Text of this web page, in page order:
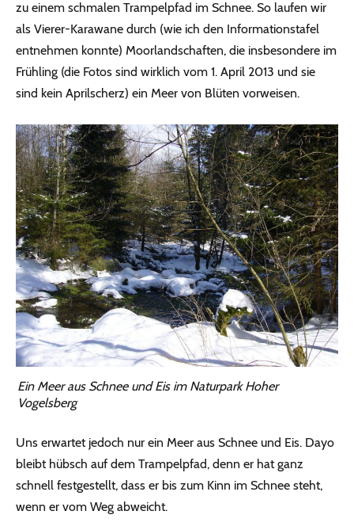
zu einem schmalen Trampelpfad im Schnee. So laufen wir
als Vierer-Karawane durch (wie ich den Informationstafel
entnehmen konnte) Moorlandschaften, die insbesondere im
Frühling (die Fotos sind wirklich vom 1. April 2013 und sie
sind kein Aprilscherz) ein Meer von Blüten vorweisen.
Ein Meer aus Schnee und Eis im Naturpark Hoher
Vogelsberg
Uns erwartet jedoch nur ein Meer aus Schnee und Eis. Dayo
bleibt hübsch auf dem Trampelpfad, denn er hat ganz
schnell festgestellt, dass er bis zum Kinn im Schnee steht,
wenn er vom Weg abweicht.